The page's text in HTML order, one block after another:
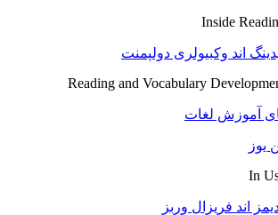
Inside
اند وکبیولری دولپمنت
Reading and Vocabulary
آموزش لغات
یوز
In
اند فریزال وربز